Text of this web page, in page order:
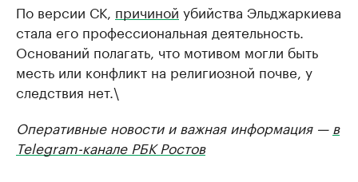
По версии СК, причиной убийства Эльджаркиева
стала его профессиональная деятельность.
Оснований полагать, что мотивом могли быть
месть или конфликт на религиозной почве, у
следствия нет.\
Оперативные новости и важная информация — в
Telegram-канале РБК Ростов